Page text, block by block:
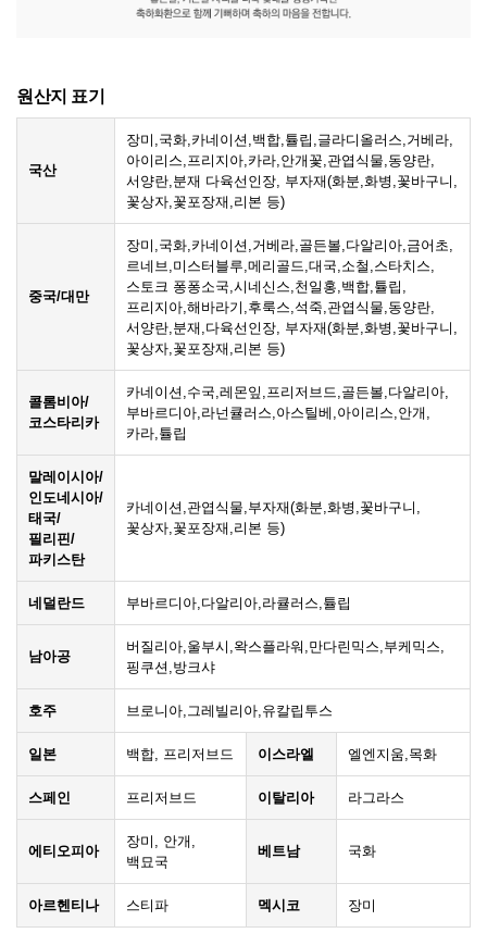
원산지 표기
국산
장미,국화,카네이션,백합,튤립,글라디올러스,거베라,
아이리스,프리지아,카라,안개꽃,관엽식물,동양란,
서양란,분재 다육선인장, 부자재(화분,화병,꽃바구니,
꽃상자,꽃포장재,리본 등)
중국/대만
장미,국화,카네이션,거베라,골든볼,다알리아,금어초,
르네브,미스터블루,메리골드,대국,소철,스타치스,
스토크 퐁퐁소국,시네신스,천일홍,백합,튤립,
프리지아,해바라기,후룩스,석죽,관엽식물,동양란,
서양란,분재,다육선인장, 부자재(화분,화병,꽃바구니,
꽃상자,꽃포장재,리본 등)
콜롬비아/
코스타리카
카네이션,수국,레몬잎,프리저브드,골든볼,다알리아,
부바르디아,라넌큘러스,아스틸베,아이리스,안개,
카라,튤립
말레이시아/
인도네시아/
태국/
필리핀/
파키스탄
카네이션,관엽식물,부자재(화분,화병,꽃바구니,
꽃상자,꽃포장재,리본 등)
네덜란드 부바르디아,다알리아,라큘러스,튤립
남아공
버질리아,울부시,왁스플라워,만다린믹스,부케믹스,
핑쿠션,방크샤
호주 브로니아,그레빌리아,유칼립투스
일본 백합, 프리저브드 이스라엘 엘엔지움,목화
스페인 프리저브드 이탈리아 라그라스
에티오피아
장미, 안개,
백묘국
베트남 국화
아르헨티나 스티파 멕시코 장미